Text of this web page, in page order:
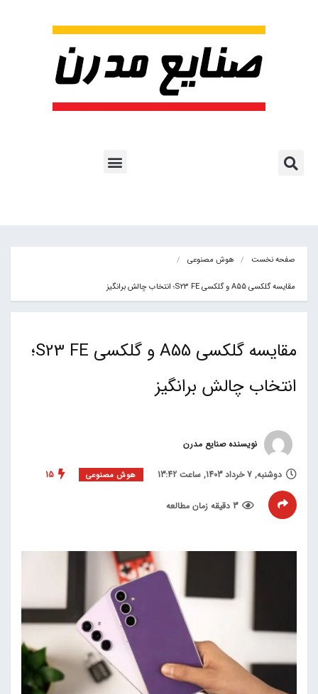
صفحه نخست هوش مصنوعی
مقایسه گلکسی A55 و گلکسی S23 FE؛ انتخاب چالش برانگیز
مقایسه گلکسی A55 و گلکسی S23 FE؛
انتخاب چالش برانگیز
نویسنده صنایع مدرن
دوشنبه, 7 خرداد 1403, ساعت 13:42 هوش مصنوعی 15
3 دقیقه زمان مطالعه